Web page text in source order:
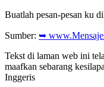
Buatlah pesan-pesan ku
Sumber: ➥
Tekst di laman web ini
maafkan sebarang
Inggeris